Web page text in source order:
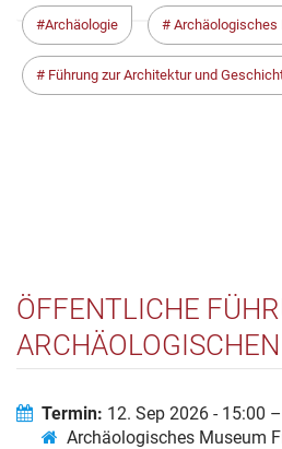
Archäologie
Führung zur Architektur und
ÖFFENTLICHE
FRANCONOFURD
Termin: 12. Sep 2026 - 15:00
Archäologisches Museum